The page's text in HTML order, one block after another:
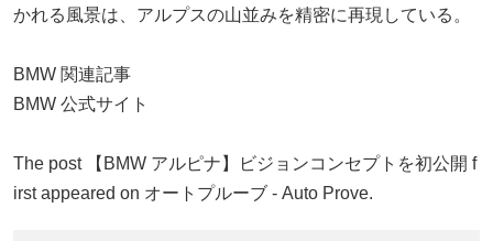
かれる風景は、アルプスの山並みを精密に再現している。
BMW 関連記事
BMW 公式サイト
The post 【BMW アルピナ】ビジョンコンセプトを初公開 f
irst appeared on オートプルーブ - Auto Prove.